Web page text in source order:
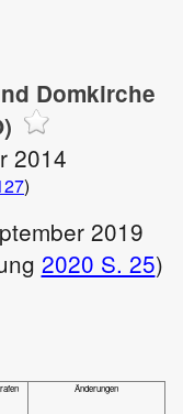
Domkirche
2014
)
2019
2020 S. 25)
Änderungen